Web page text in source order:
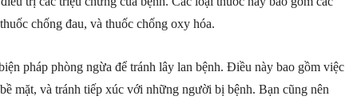
chống đau, và thuốc chống oxy hóa.
pháp phòng ngừa để tránh lây lan bệnh. Điều này bao gồm việc
mặt, và tránh tiếp xúc với những người bị bệnh. Bạn cũng nên